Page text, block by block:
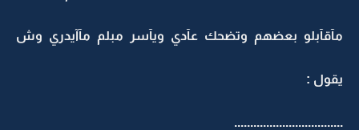
مآقآبلو بعضهم وتضحك عآدي ويآسر مبلم مآآيدري وش
يقول :
..................................